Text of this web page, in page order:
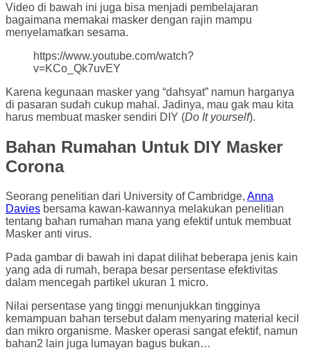
Video di bawah ini juga bisa menjadi pembelajaran
bagaimana memakai masker dengan rajin mampu
menyelamatkan sesama.
https://www.youtube.com/watch?
v=KCo_Qk7uvEY
Karena kegunaan masker yang “dahsyat” namun harganya
di pasaran sudah cukup mahal. Jadinya, mau gak mau kita
harus membuat masker sendiri DIY (Do It yourself).
Bahan Rumahan Untuk DIY Masker
Corona
Seorang penelitian dari University of Cambridge, Anna
Davies bersama kawan-kawannya melakukan penelitian
tentang bahan rumahan mana yang efektif untuk membuat
Masker anti virus.
Pada gambar di bawah ini dapat dilihat beberapa jenis kain
yang ada di rumah, berapa besar persentase efektivitas
dalam mencegah partikel ukuran 1 micro.
Nilai persentase yang tinggi menunjukkan tingginya
kemampuan bahan tersebut dalam menyaring material kecil
dan mikro organisme. Masker operasi sangat efektif, namun
bahan2 lain juga lumayan bagus bukan…